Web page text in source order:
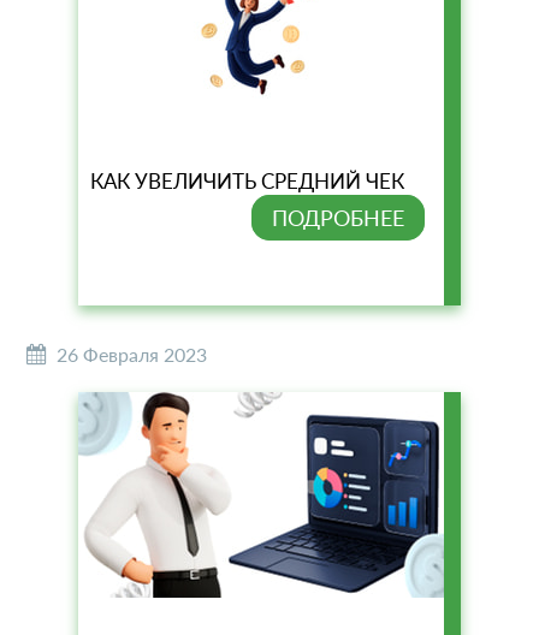
КАК УВЕЛИЧИТЬ СРЕДНИЙ ЧЕК
ПОДРОБНЕЕ
26 Февраля 2023